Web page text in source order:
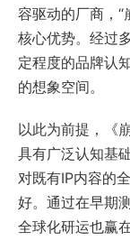
容驱动的厂商，“
核心优势。经过
定程度的品牌认
的想象空间。
以此为前提，《
具有广泛认知基
对既有IP内容的
好。通过在早期
全球化研运也赢